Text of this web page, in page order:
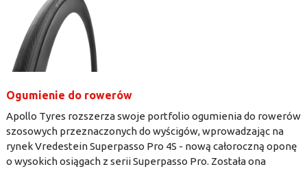
Ogumienie do rowerów
Apollo Tyres rozszerza swoje portfolio ogumienia do rowerów
szosowych przeznaczonych do wyścigów, wprowadzając na
rynek Vredestein Superpasso Pro 4S - nową całoroczną oponę
o wysokich osiągach z serii Superpasso Pro. Została ona